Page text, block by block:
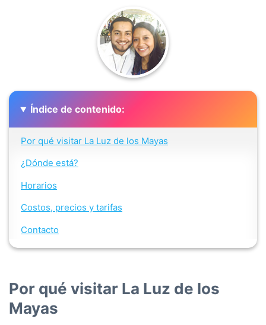
Índice de contenido:
Por qué visitar La Luz de los Mayas
¿Dónde está?
Horarios
Costos, precios y tarifas
Contacto
Por qué visitar La Luz de los
Mayas